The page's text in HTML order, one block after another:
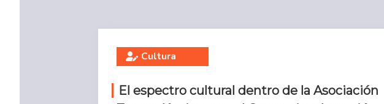
Cultura
El espectro cultural dentro de la Asociación